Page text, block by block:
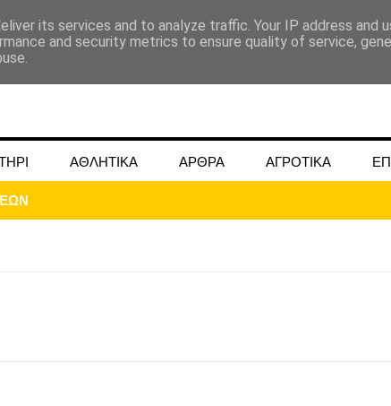
ΑΘΛΗΤΙΚΑ ΑΡΘΡΑ ΑΓΡΟΤΙΚΑ
ΓΙΑ ΜΑΙΟ ΚΑΙ ΙΟΥΝΙΟ 2024
στην Ομβριακή Δομοκού την 1η Δεκέμβρη 1942
its services and to analyze traffic. Your IP address and
and security metrics to ensure quality of service,